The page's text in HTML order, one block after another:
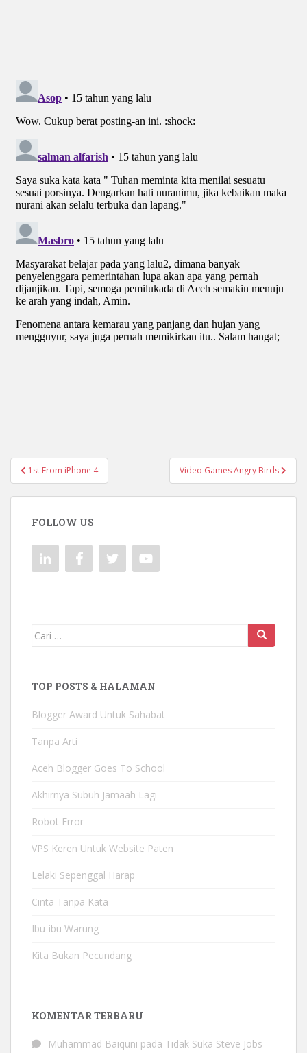
Navigasi
pos
1st From iPhone 4 Video Games Angry Birds
FOLLOW US
Mencari:
TOP POSTS & HALAMAN
Blogger Award Untuk Sahabat
Tanpa Arti
Aceh Blogger Goes To School
Akhirnya Subuh Jamaah Lagi
Robot Error
VPS Keren Untuk Website Paten
Lelaki Sepenggal Harap
Cinta Tanpa Kata
Ibu-ibu Warung
Kita Bukan Pecundang
KOMENTAR TERBARU
Muhammad Baiquni pada Tidak Suka Steve Jobs